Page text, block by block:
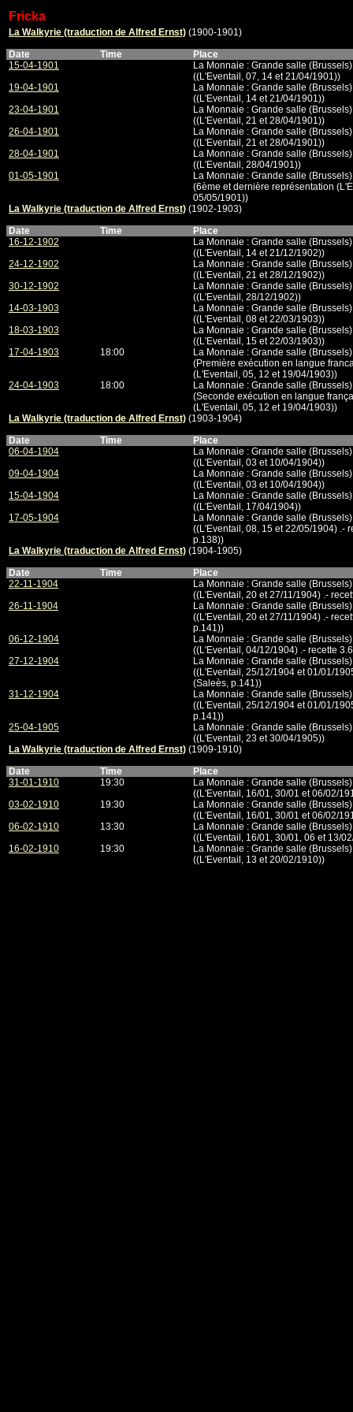
Fricka
La Walkyrie (traduction de Alfred Ernst) (1900-1901)
Date
Time
Place
15-04-1901
La Monnaie : Grande salle (Brussels)
((L'Eventail, 07, 14 et 21/04/1901))
19-04-1901
La Monnaie : Grande salle (Brussels)
((L'Eventail, 14 et 21/04/1901))
23-04-1901
La Monnaie : Grande salle (Brussels)
((L'Eventail, 21 et 28/04/1901))
26-04-1901
La Monnaie : Grande salle (Brussels)
((L'Eventail, 21 et 28/04/1901))
28-04-1901
La Monnaie : Grande salle (Brussels)
((L'Eventail, 28/04/1901))
01-05-1901
La Monnaie : Grande salle (Brussels)
(6ème et dernière représentation
05/05/1901))
La Walkyrie (traduction de Alfred Ernst) (1902-1903)
Date
Time
Place
16-12-1902
La Monnaie : Grande salle (Brussels)
((L'Eventail, 14 et 21/12/1902))
24-12-1902
La Monnaie : Grande salle (Brussels)
((L'Eventail, 21 et 28/12/1902))
30-12-1902
La Monnaie : Grande salle (Brussels)
((L'Eventail, 28/12/1902))
14-03-1903
La Monnaie : Grande salle (Brussels)
((L'Eventail, 08 et 22/03/1903))
18-03-1903
La Monnaie : Grande salle (Brussels)
((L'Eventail, 15 et 22/03/1903))
17-04-1903
18:00
La Monnaie : Grande salle (Brussels)
(Première exécution en langue
(L'Eventail, 05, 12 et 19/04/1903))
24-04-1903
18:00
La Monnaie : Grande salle (Brussels)
(Seconde exécution en langue
(L'Eventail, 05, 12 et 19/04/1903))
La Walkyrie (traduction de Alfred Ernst) (1903-1904)
Date
Time
Place
06-04-1904
La Monnaie : Grande salle (Brussels)
((L'Eventail, 03 et 10/04/1904))
09-04-1904
La Monnaie : Grande salle (Brussels)
((L'Eventail, 03 et 10/04/1904))
15-04-1904
La Monnaie : Grande salle (Brussels)
((L'Eventail, 17/04/1904))
17-05-1904
La Monnaie : Grande salle (Brussels)
((L'Eventail, 08, 15 et 22/05/1904) .-
p.138))
La Walkyrie (traduction de Alfred Ernst) (1904-1905)
Date
Time
Place
22-11-1904
La Monnaie : Grande salle (Brussels)
((L'Eventail, 20 et 27/11/1904) .-
26-11-1904
La Monnaie : Grande salle (Brussels)
((L'Eventail, 20 et 27/11/1904) .-
p.141))
06-12-1904
La Monnaie : Grande salle (Brussels)
((L'Eventail, 04/12/1904) .- recette
27-12-1904
La Monnaie : Grande salle (Brussels)
((L'Eventail, 25/12/1904 et 01/01/
(Saleès, p.141))
31-12-1904
La Monnaie : Grande salle (Brussels)
((L'Eventail, 25/12/1904 et 01/01/
p.141))
25-04-1905
La Monnaie : Grande salle (Brussels)
((L'Eventail, 23 et 30/04/1905))
La Walkyrie (traduction de Alfred Ernst) (1909-1910)
Date
Time
Place
31-01-1910
19:30
La Monnaie : Grande salle (Brussels)
((L'Eventail, 16/01, 30/01 et 06/02/
03-02-1910
19:30
La Monnaie : Grande salle (Brussels)
((L'Eventail, 16/01, 30/01 et 06/02/
06-02-1910
13:30
La Monnaie : Grande salle (Brussels)
((L'Eventail, 16/01, 30/01, 06 et 13/
16-02-1910
19:30
La Monnaie : Grande salle (Brussels)
((L'Eventail, 13 et 20/02/1910))